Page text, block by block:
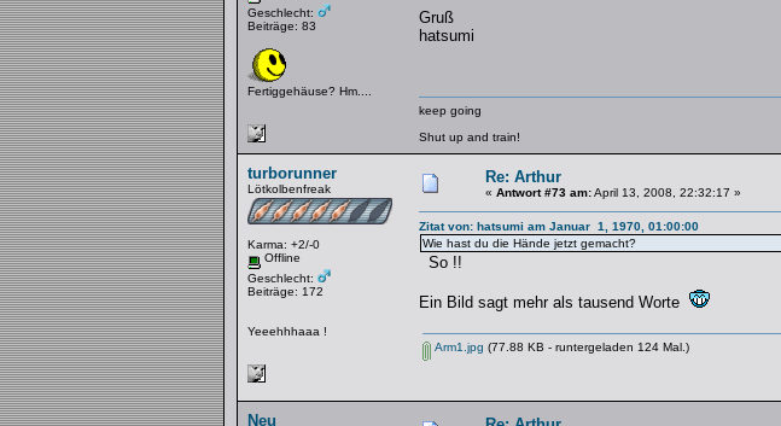
Geschlecht:
Beiträge: 83
Fertiggehäuse? Hm....
Gruß
hatsumi
keep going
Shut up and train!
turborunner
Lötkolbenfreak
Karma: +2/-0
Offline
Geschlecht:
Beiträge: 172
Yeeehhhaaa !
Re: Arthur
« Antwort #73 am:April 13, 2008, 22:32:17 »
Zitat von: hatsumi am Januar 1, 1970, 01:00:00
Wie hast du die Hände jetzt gemacht?
So !!
Ein Bild sagt mehr als tausend Worte
Arm1.jpg (77.88 KB - runtergeladen 124 Mal.)
Neu